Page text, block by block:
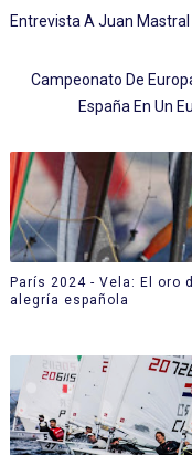
Entrevista A Juan
Campeonato De
España En Un
París 2024 - Vela: El oro
alegría española